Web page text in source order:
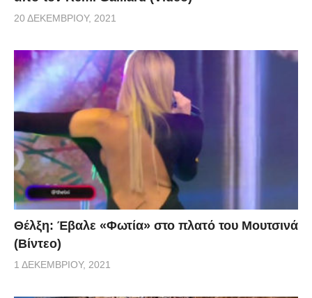
20 ΔΕΚΕΜΒΡΊΟΥ, 2021
Θέλξη: Έβαλε «Φωτία» στο πλατό του Μουτσινά
(Βίντεο)
1 ΔΕΚΕΜΒΡΊΟΥ, 2021